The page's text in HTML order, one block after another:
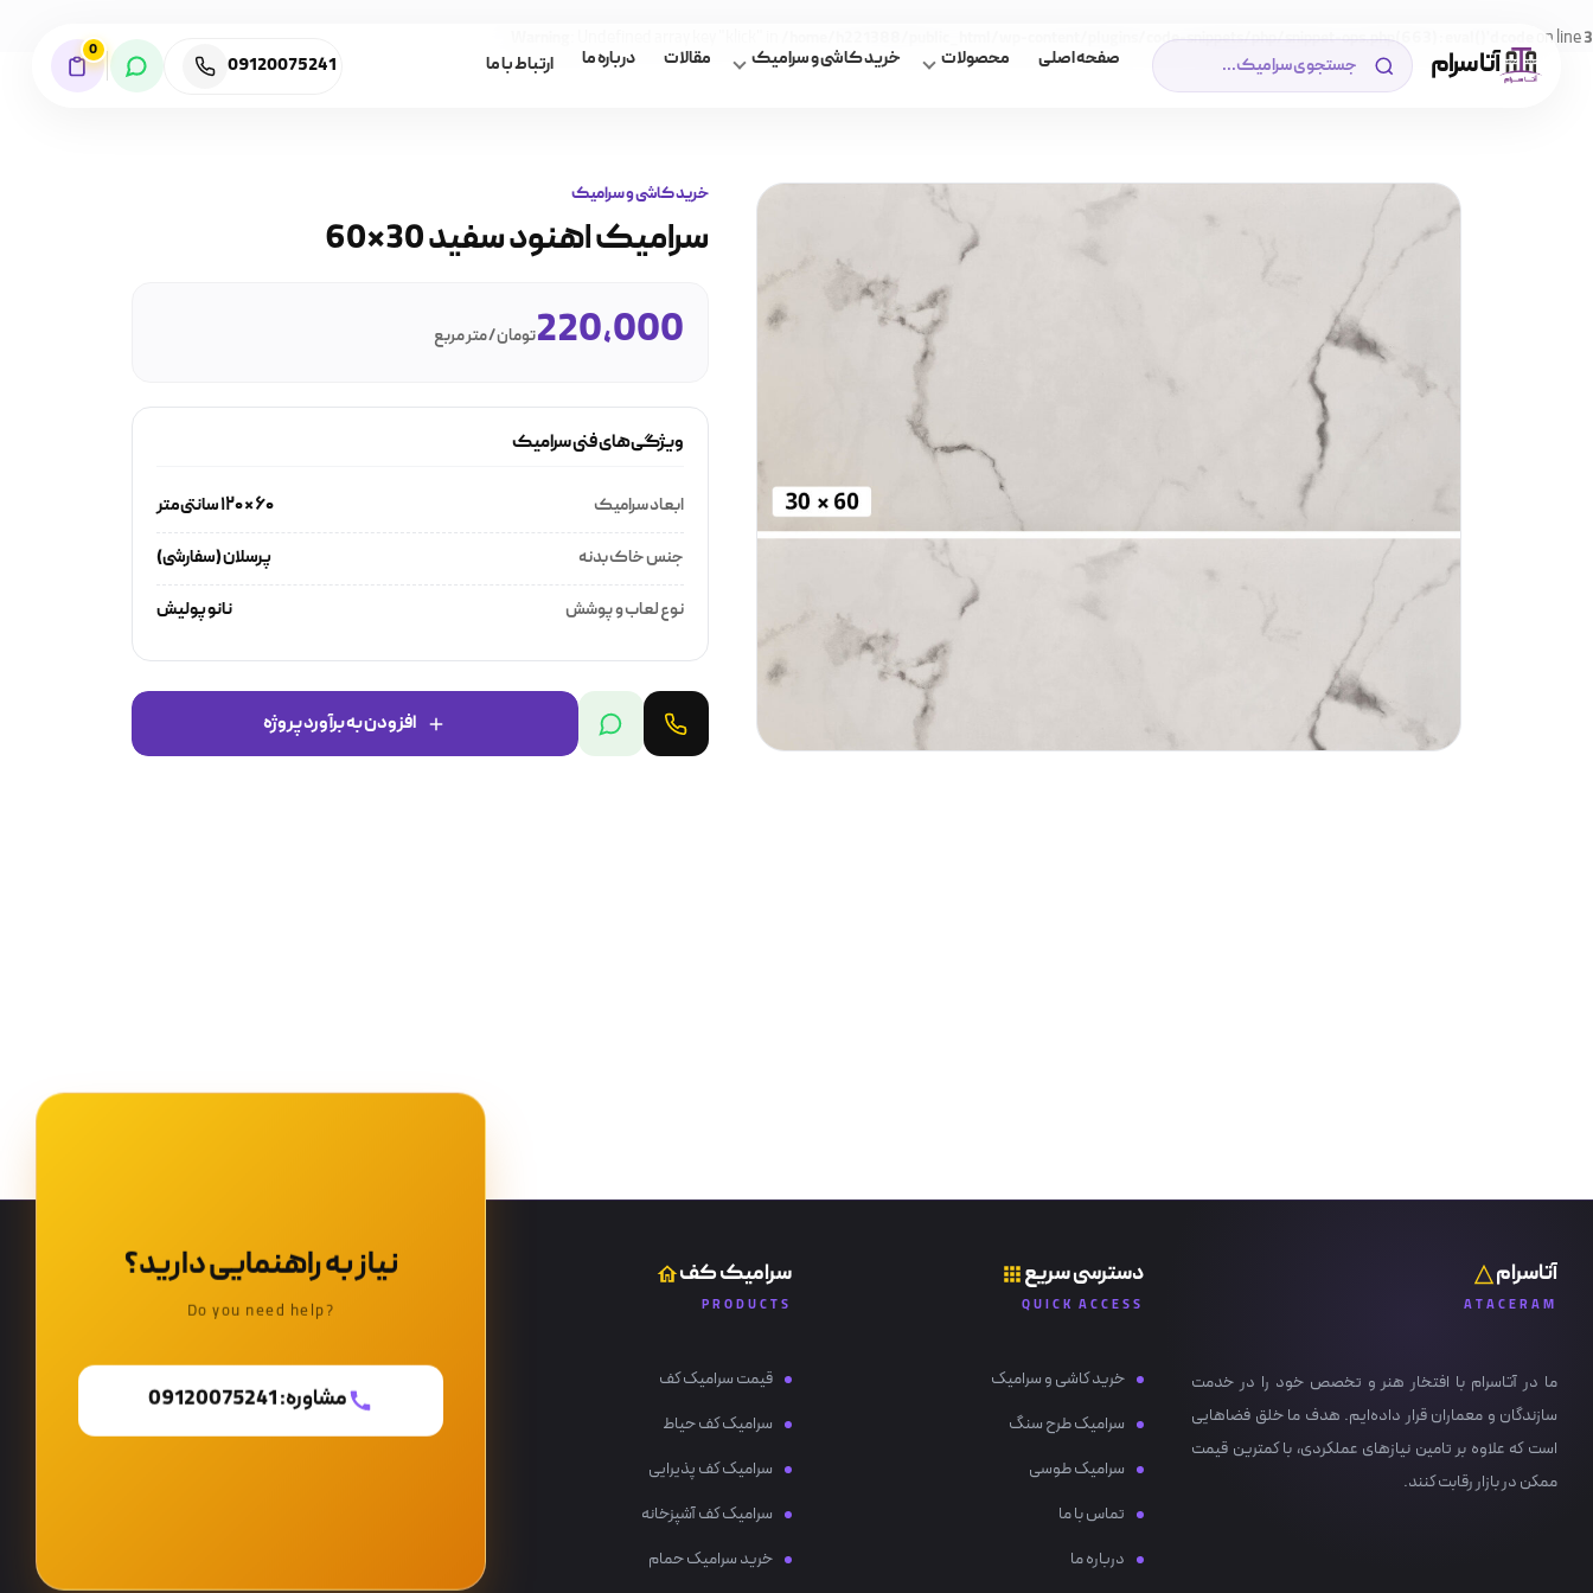
/home/h221388/public_html/wp-content/plugins/code-snippets/php/snippet-ops.php(663) : eval()'d code on line3
آتا سرام صفحه اصلی محصولات خرید کاشی و سرامیک مقالات درباره ما ارتباط با ما 09120075241
0
خرید کاشی و سرامیک
سرامیک اهنود سفید 30*60
220,000تومان / متر مربع
ویژگی‌های فنی سرامیک
ابعاد سرامیک ۶۰ × ۱۲۰ سانتی‌متر
جنس خاک بدنه پرسلان (سفارشی)
نوع لعاب و پوشش نانو پولیش
افزودن به برآورد پروژه
آتاسرام
ATACERAM
ما در آتاسرام با افتخار هنر و تخصص خود را در خدمت
سازندگان و معماران قرار داده‌ایم. هدف ما خلق فضاهایی
است که علاوه بر تامین نیازهای عملکردی، با کمترین قیمت
ممکن در بازار رقابت کنند.
دسترسی سریع
QUICK ACCESS
خرید کاشی و سرامیک
سرامیک طرح سنگ
سرامیک طوسی
تماس با ما
درباره ما
سرامیک کف
PRODUCTS
قیمت سرامیک کف
سرامیک کف حیاط
سرامیک کف پذیرایی
سرامیک کف آشپزخانه
خرید سرامیک حمام
نیاز به راهنمایی دارید؟
?Do you need help
مشاوره: 09120075241